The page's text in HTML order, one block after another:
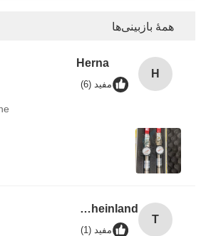
همهٔ بازبینی‌ها
H
Herna
مفید (6)
T
TUV Rheinland
مفید (1)